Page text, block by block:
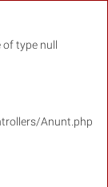
of type null
Anunt.php